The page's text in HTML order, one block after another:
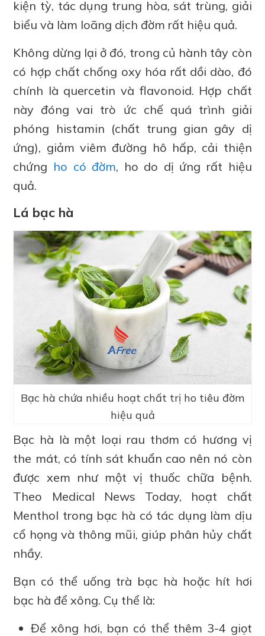
kiện tỳ, tác dụng trung hòa, sát trùng, giải
biểu và làm loãng dịch đờm rất hiệu quả.
Không dừng lại ở đó, trong củ hành tây còn
có hợp chất chống oxy hóa rất dồi dào, đó
chính là quercetin và flavonoid. Hợp chất
này đóng vai trò ức chế quá trình giải
phóng histamin (chất trung gian gây dị
ứng), giảm viêm đường hô hấp, cải thiện
chứng ho có đờm, ho do dị ứng rất hiệu
quả.
Lá bạc hà
Bạc hà chứa nhiều hoạt chất trị ho tiêu đờm
hiệu quả
Bạc hà là một loại rau thơm có hương vị
the mát, có tính sát khuẩn cao nên nó còn
được xem như một vị thuốc chữa bệnh.
Theo Medical News Today, hoạt chất
Menthol trong bạc hà có tác dụng làm dịu
cổ họng và thông mũi, giúp phân hủy chất
nhầy.
Bạn có thể uống trà bạc hà hoặc hít hơi
bạc hà để xông. Cụ thể là:
Để xông hơi, bạn có thể thêm 3-4 giọt